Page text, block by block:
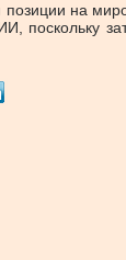
на